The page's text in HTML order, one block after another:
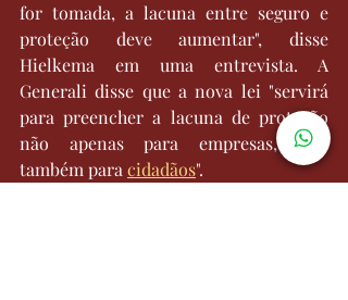
for tomada, a lacuna entre seguro e
proteção deve aumentar", disse
Hielkema em uma entrevista. A
Generali disse que a nova lei "servirá
para preencher a lacuna de proteção
não apenas para empresas, mas
também para cidadãos".